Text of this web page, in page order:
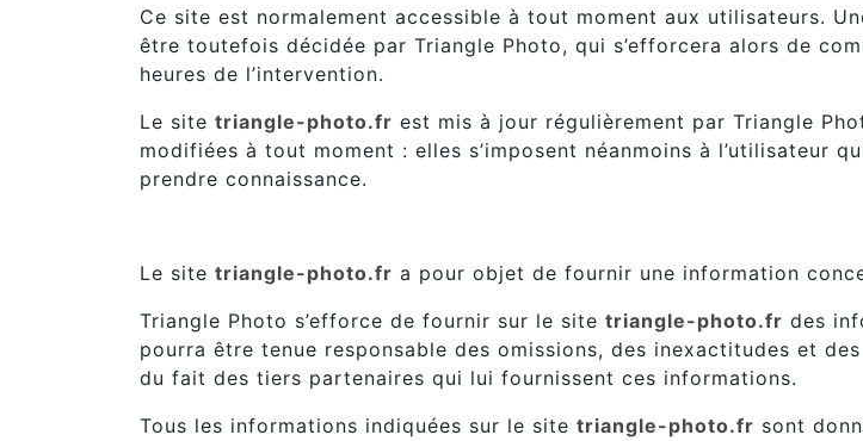
Ce site est normalement accessible à tout moment aux utilisateurs.
être toutefois décidée par Triangle Photo, qui s’efforcera alors de
heures de l’intervention.
Le site triangle-photo.fr est mis à jour régulièrement par Triangle
modifiées à tout moment : elles s’imposent néanmoins à l’utilisateur
prendre connaissance.
Le site triangle-photo.fr a pour objet de fournir une information
Triangle Photo s’efforce de fournir sur le site triangle-photo.fr des
pourra être tenue responsable des omissions, des inexactitudes et
du fait des tiers partenaires qui lui fournissent ces informations.
Tous les informations indiquées sur le site triangle-photo.fr sont